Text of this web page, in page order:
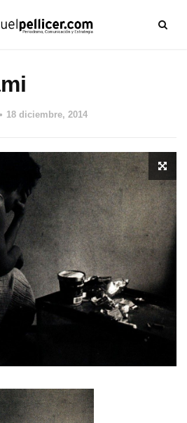
18 diciembre, 2014